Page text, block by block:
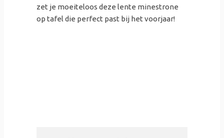
zet je moeiteloos deze lente minestrone
op tafel die perfect past bij het voorjaar!